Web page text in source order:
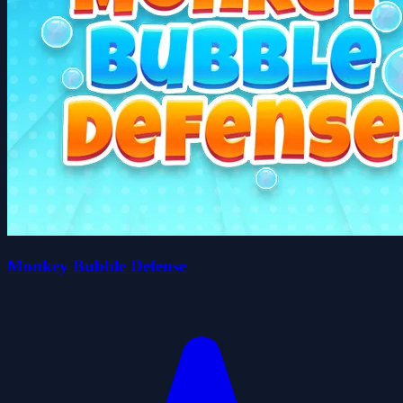
Monkey Bubble Defense